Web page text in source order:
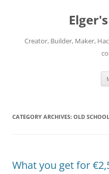
Creator, Builder, Maker,
CATEGORY ARCHIVES: OLD SCHOOL
What you get for